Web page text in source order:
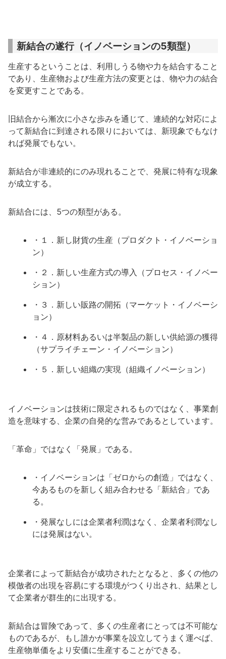
新結合の遂行（イノベーションの5類型）
生産するということは、利用しうる物や力を結合すること
であり、生産物および生産方法の変更とは、物や力の結合
を変更すことである。
旧結合から漸次に小さな歩みを通じて、連続的な対応によ
って新結合に到達される限りにおいては、新現象でもなけ
れば発展でもない。
新結合が非連続的にのみ現れることで、発展に特有な現象
が成立する。
新結合には、5つの類型がある。
・１．新し財貨の生産（プロダクト・イノベーショ
ン）
・２．新しい生産方式の導入（プロセス・イノベー
ション）
・３．新しい販路の開拓（マーケット・イノベーシ
ョン）
・４．原材料あるいは半製品の新しい供給源の獲得
（サプライチェーン・イノベーション）
・５．新しい組織の実現（組織イノベーション）
イノベーションは技術に限定されるものではなく、事業創
造を意味する、企業の自発的な営みであるとしています。
「革命」ではなく「発展」である。
・イノベーションは「ゼロからの創造」ではなく、
今あるものを新しく組み合わせる「新結合」であ
る。
・発展なしには企業者利潤はなく、企業者利潤なし
には発展はない。
企業者によって新結合が成功されたとなると、多くの他の
模倣者の出現を容易にする環境がつくり出され、結果とし
て企業者が群生的に出現する。
新結合は冒険であって、多くの生産者にとっては不可能な
ものであるが、もし誰かが事業を設立してうまく運べば、
生産物単価をより安価に生産することができる。